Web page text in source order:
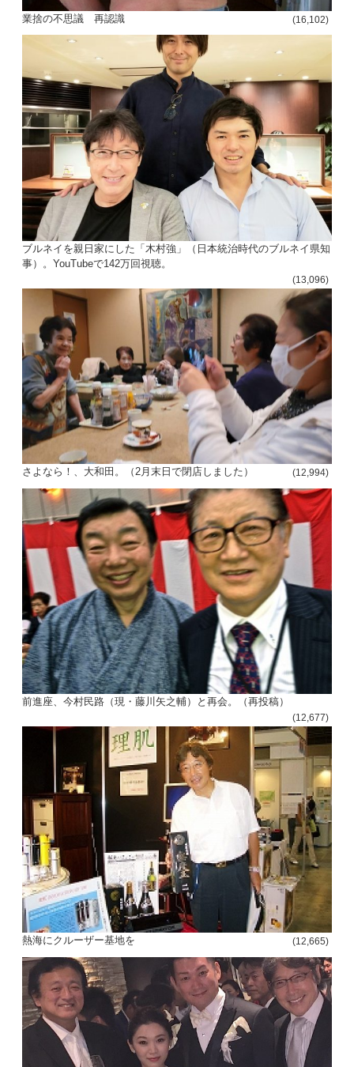
業捨の不思議 再認識 (16,102)
ブルネイを親日家にした「木村強」（日本統治時代のブルネイ県知
事）。YouTubeで142万回視聴。
(13,096)
さよなら！、大和田。（2月末日で閉店しました） (12,994)
前進座、今村民路（現・藤川矢之輔）と再会。（再投稿）
(12,677)
熱海にクルーザー基地を (12,665)